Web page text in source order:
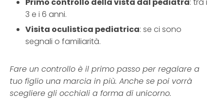
3 e i 6 anni.
Visita oculistica pediatrica: se ci sono
segnali o familiarità.
Fare un controllo è il primo passo per regalare a
tuo figlio una marcia in più. Anche se poi vorrà
scegliere gli occhiali a forma di unicorno.